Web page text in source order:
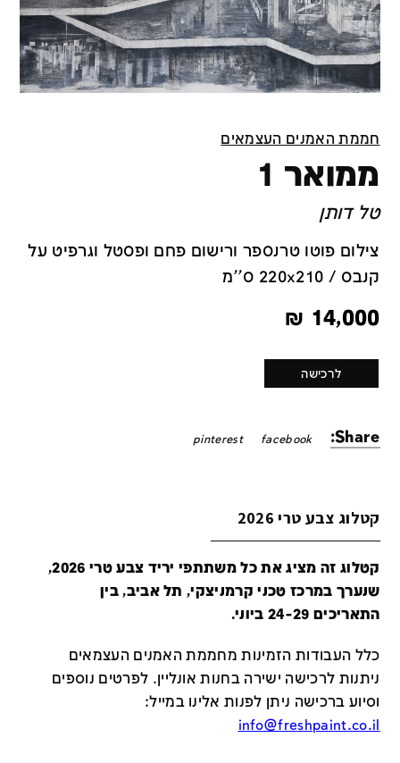
חממת האמנים העצמאים
ממואר 1
טל דותן
צילום פוטו טרנספר ורישום פחם ופסטל וגרפיט על
קנבס / 220x210 ס''מ
14,000
₪
לרכישה
Share:
facebook
pinterest
קטלוג צבע טרי 2026
קטלוג זה מציג את כל משתתפי יריד צבע טרי 2026,
שנערך במרכז טכני קרמניצקי, תל אביב, בין
התאריכים 24-29 ביוני.
כלל העבודות הזמינות מחממת האמנים העצמאים
ניתנות לרכישה ישירה בחנות אונליין. לפרטים נוספים
וסיוע ברכישה ניתן לפנות אלינו במייל:
info@freshpaint.co.il